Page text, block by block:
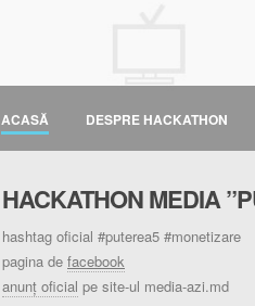
ACASĂ DESPRE HACKATHON
HACKATHON MEDIA
hashtag oficial #puterea5 #monetizare
pagina de facebook
anunț oficial pe site-ul media-azi.md